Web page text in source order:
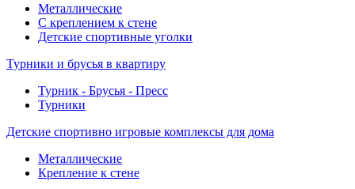
Металлические
С креплением к стене
Детские спортивные уголки
Турники и брусья в квартиру
Турник - Брусья - Пресс
Турники
Детские спортивно игровые комплексы для дома
Металлические
Крепление к стене